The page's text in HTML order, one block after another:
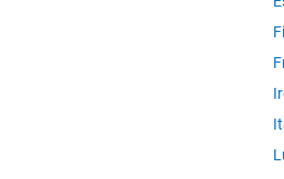
of the "human player" class. If I
vous pour commenter.